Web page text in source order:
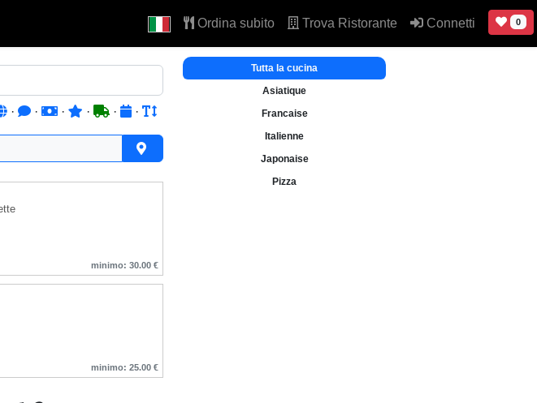
Ordina subito Trova Ristorante Connetti 0
· · · · · ·
minimo: 30.00 €
minimo: 25.00 €
Tutta la cucina
Asiatique
Francaise
Italienne
Japonaise
Pizza